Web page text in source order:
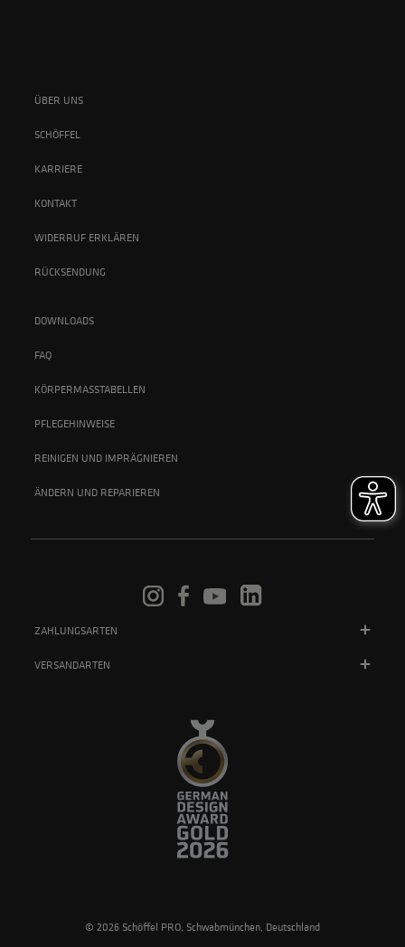
ÜBER UNS
SCHÖFFEL
KARRIERE
KONTAKT
WIDERRUF ERKLÄREN
RÜCKSENDUNG
DOWNLOADS
FAQ
KÖRPERMASSTABELLEN
PFLEGEHINWEISE
REINIGEN UND IMPRÄGNIEREN
ÄNDERN UND REPARIEREN
ZAHLUNGSARTEN
VERSANDARTEN
© 2026 Schöffel PRO, Schwabmünchen, Deutschland